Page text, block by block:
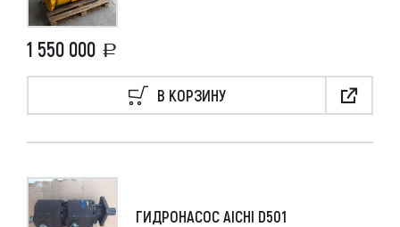
1 550 000
В КОРЗИНУ
ГИДРОНАСОС AICHI D501